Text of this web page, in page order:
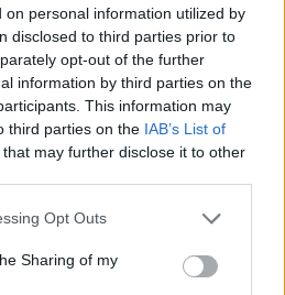
on personal information utilized by
disclosed to third parties prior to
opt-out of the further
information by third parties on the
This information may
third parties on the IAB’s List of
that may further disclose it to other
Opt Outs
Sharing of my